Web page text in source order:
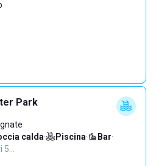
Park
calda· Piscina· Bar·
5…